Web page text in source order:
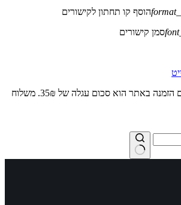
הוסף קו תחתון לקישורים
סמן קישורים
לקהל לקוחותינו, מינימום הזמנה באתר הוא סכום עגלה של 35₪. משלוח